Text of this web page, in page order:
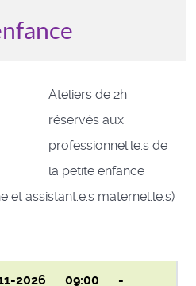
Ateliers de 2h
réservés aux
professionnel.le.s de
la petite enfance
et assistant.e.s maternel.le.s)
2026 09:00 -